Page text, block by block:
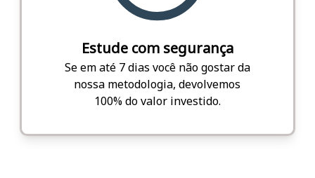
Estude com segurança
Se em até 7 dias você não gostar da
nossa metodologia, devolvemos
100% do valor investido.